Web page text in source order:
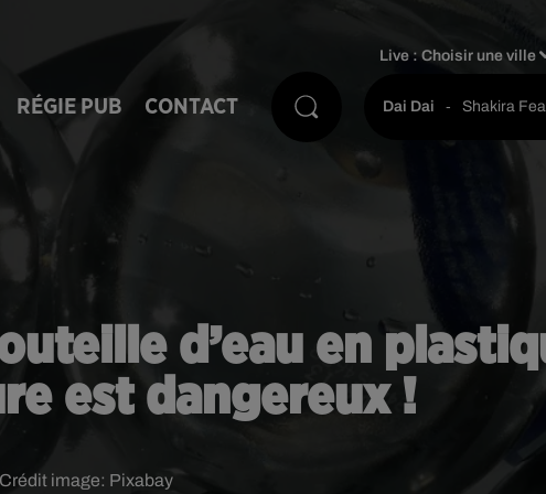
RÉGIE PUB CONTACT
Live :Choisir une ville
Dai Dai - Shakira
d’eau en
est dangereux !
Crédit image: Pixabay